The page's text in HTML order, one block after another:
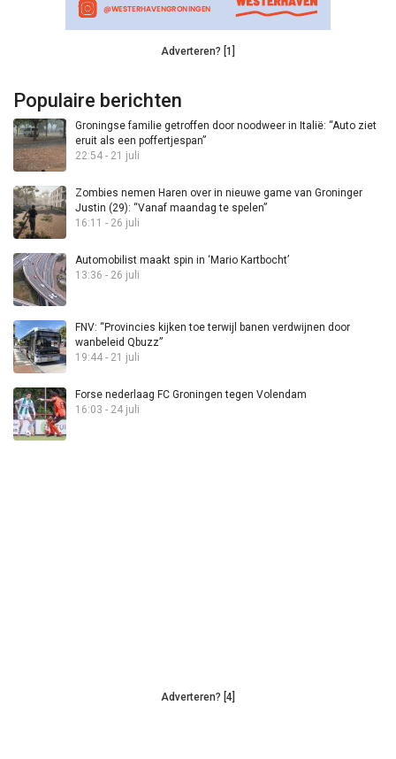
Adverteren? [1]
Populaire berichten
Groningse familie getroffen door noodweer in Italië: “Auto ziet
eruit als een poffertjespan”
22:54 - 21 juli
Zombies nemen Haren over in nieuwe game van Groninger
Justin (29): “Vanaf maandag te spelen”
16:11 - 26 juli
Automobilist maakt spin in ‘Mario Kartbocht’
13:36 - 26 juli
FNV: “Provincies kijken toe terwijl banen verdwijnen door
wanbeleid Qbuzz”
19:44 - 21 juli
Forse nederlaag FC Groningen tegen Volendam
16:03 - 24 juli
Adverteren? [4]